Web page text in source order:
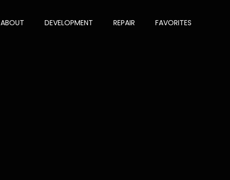
ABOUT DEVELOPMENT REPAIR FAVORITES